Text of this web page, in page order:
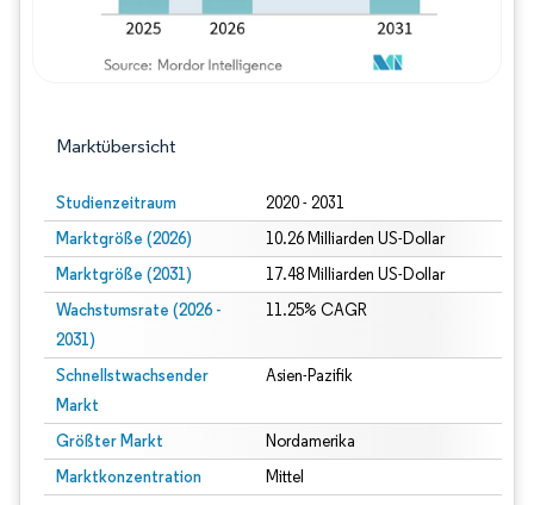
Marktübersicht
Studienzeitraum 2020 - 2031
Marktgröße (2026) 10.26 Milliarden US-Dollar
Marktgröße (2031) 17.48 Milliarden US-Dollar
Wachstumsrate (2026 -
2031)
11.25% CAGR
Schnellstwachsender
Markt
Asien-Pazifik
Größter Markt Nordamerika
Marktkonzentration Mittel